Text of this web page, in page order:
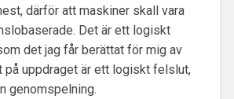
därför att maskiner skall vara
Det är ett logiskt
det jag får berättat för mig av
på uppdraget är ett logiskt felslut,
genomspelning.